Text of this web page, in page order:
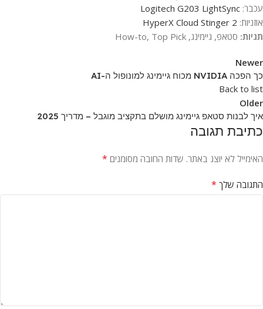
עכבר: Logitech G203 LightSync
אוזניות: HyperX Cloud Stinger 2
תגיות: סטאפ, גיימינג, How-to, Top Pick
Newer
כך הפכה NVIDIA מכוח גיימינג למונופול ה-AI
Back to list
Older
איך לבנות סטאפ גיימינג מושלם בתקציב מוגבל – מדריך 2025
כתיבת תגובה
האימייל לא יוצג באתר. שדות החובה מסומנים *
התגובה שלך *